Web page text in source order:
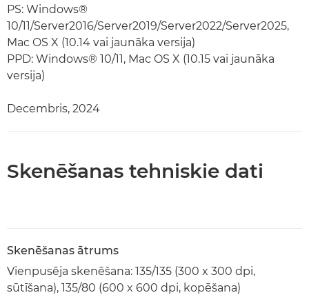
PS: Windows®
10/11/Server2016/Server2019/Server2022/Server2025,
Mac OS X (10.14 vai jaunāka versija)
PPD: Windows® 10/11, Mac OS X (10.15 vai jaunāka
versija)
Decembris, 2024
Skenēšanas tehniskie dati
Skenēšanas ātrums
Vienpusēja skenēšana: 135/135 (300 x 300 dpi,
sūtīšana), 135/80 (600 x 600 dpi, kopēšana)